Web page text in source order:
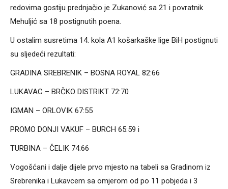
redovima gostiju prednjačio je Zukanović sa 21 i povratnik
Mehuljić sa 18 postignutih poena.
U ostalim susretima 14. kola A1 košarkaške lige BiH postignuti
su sljedeći rezultati:
GRADINA SREBRENIK – BOSNA ROYAL 82:66
LUKAVAC – BRČKO DISTRIKT 72:70
IGMAN – ORLOVIK 67:55
PROMO DONJI VAKUF – BURCH 65:59 i
TURBINA – ČELIK 74:66
Vogošćani i dalje dijele prvo mjesto na tabeli sa Gradinom iz
Srebrenika i Lukavcem sa omjerom od po 11 pobjeda i 3